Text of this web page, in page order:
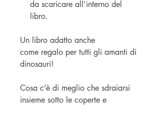
da scaricare all’interno del
libro.
Un libro adatto anche
come regalo per tutti gli amanti di
dinosauri!
Cosa c’è di meglio che sdraiarsi
insieme sotto le coperte e